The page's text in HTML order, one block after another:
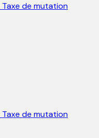
Taxe de mutation
Taxe de mutation